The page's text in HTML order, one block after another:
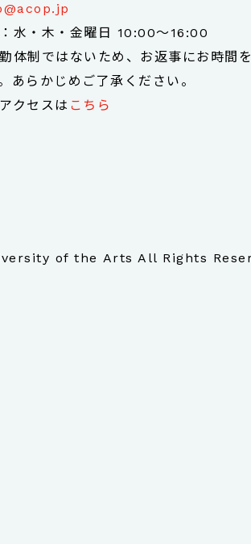
水・木・金曜日 10:00～16:00
体制ではないため、お返事にお時間
あらかじめご了承ください。
クセスは こちら
of the Arts All Rights